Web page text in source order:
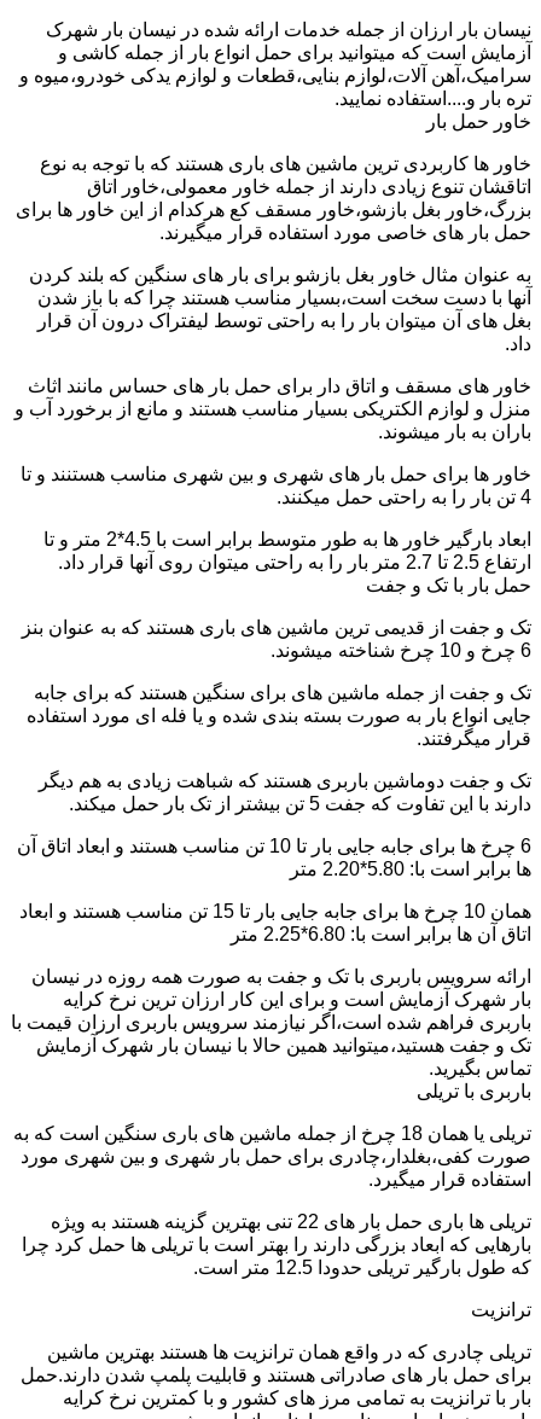
نیسان بار ارزان از جمله خدمات ارائه شده در نیسان بار شهرک
آزمایش است که میتوانید برای حمل انواع بار از جمله کاشی و
سرامیک،آهن آلات،لوازم بنایی،قطعات و لوازم یدکی خودرو،میوه و
تره بار و....استفاده نمایید.
خاور حمل بار
خاور ها کاربردی ترین ماشین های باری هستند که با توجه به نوع
اتاقشان تنوع زیادی دارند از جمله خاور معمولی،خاور اتاق
بزرگ،خاور بغل بازشو،خاور مسقف کع هرکدام از این خاور ها برای
حمل بار های خاصی مورد استفاده قرار میگیرند.
به عنوان مثال خاور بغل بازشو برای بار های سنگین که بلند کردن
آنها با دست سخت است،بسیار مناسب هستند چرا که با باز شدن
بغل های آن میتوان بار را به راحتی توسط لیفتراک درون آن قرار
داد.
خاور های مسقف و اتاق دار برای حمل بار های حساس مانند اثاث
منزل و لوازم الکتریکی بسیار مناسب هستند و مانع از برخورد آب و
باران به بار میشوند.
خاور ها برای حمل بار های شهری و بین شهری مناسب هستنند و تا
4 تن بار را به راحتی حمل میکنند.
ابعاد بارگیر خاور ها به طور متوسط برابر است با 4.5*2 متر و تا
ارتفاع 2.5 تا 2.7 متر بار را به راحتی میتوان روی آنها قرار داد.
حمل بار با تک و جفت
تک و جفت از قدیمی ترین ماشین های باری هستند که به عنوان بنز
6 چرخ و 10 چرخ شناخته میشوند.
تک و جفت از جمله ماشین های برای سنگین هستند که برای جابه
جایی انواع بار به صورت بسته بندی شده و یا فله ای مورد استفاده
قرار میگرفتند.
تک و جفت دوماشین باربری هستند که شباهت زیادی به هم دیگر
دارند با این تفاوت که جفت 5 تن بیشتر از تک بار حمل میکند.
6 چرخ ها برای جابه جایی بار تا 10 تن مناسب هستند و ابعاد اتاق آن
ها برابر است با: 5.80*2.20 متر
همان 10 چرخ ها برای جابه جایی بار تا 15 تن مناسب هستند و ابعاد
اتاق آن ها برابر است با: 6.80*2.25 متر
ارائه سرویس باربری با تک و جفت به صورت همه روزه در نیسان
بار شهرک آزمایش است و برای این کار ارزان ترین نرخ کرایه
باربری فراهم شده است،اگر نیازمند سرویس باربری ارزان قیمت با
تک و جفت هستید،میتوانید همین حالا با نیسان بار شهرک آزمایش
تماس بگیرید.
باربری با تریلی
تریلی یا همان 18 چرخ از جمله ماشین های باری سنگین است که به
صورت کفی،بغلدار،چادری برای حمل بار شهری و بین شهری مورد
استفاده قرار میگیرد.
تریلی ها باری حمل بار های 22 تنی بهترین گزینه هستند به ویژه
بارهایی که ابعاد بزرگی دارند را بهتر است با تریلی ها حمل کرد چرا
که طول بارگیر تریلی حدودا 12.5 متر است.
ترانزیت
تریلی چادری که در واقع همان ترانزیت ها هستند بهترین ماشین
برای حمل بار های صادراتی هستند و قابلیت پلمپ شدن دارند.حمل
بار با ترانزیت به تمامی مرز های کشور و با کمترین نرخ کرایه